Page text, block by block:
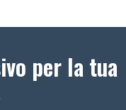
per la tua